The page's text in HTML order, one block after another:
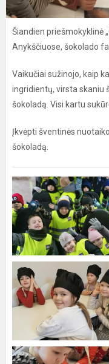
Šiandien priešmokyklinė
Anykščiuose, šokolado
Vaikučiai sužinojo, kaip
ingridientų, virsta skaniu
šokoladą. Visi kartu
Įkvėpti šventinės
šokoladą.